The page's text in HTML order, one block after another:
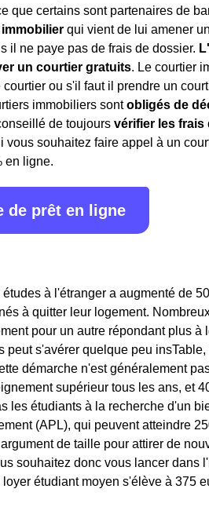
que certains sont partenaires de
qui vient de lui amener
il ne paye pas de frais de dossier.
un courtier gratuits. Le courtier
ou s'il faut il prendre un
immobiliers sontobligés de
de toujours vérifier les frais
souhaitez faire appel à un
en ligne.
de prêt en ligne
à l'étranger a augmenté de
à quitter leur logement.
pour un autre répondant plus à
s'avérer quelque peu
démarche n'est généralement
supérieur tous les ans, et
les étudiants à la recherche d'un
(APL), qui peuvent atteindre
de taille pour attirer de
souhaitez donc vous lancer dans
étudiant moyen s'élève à 375